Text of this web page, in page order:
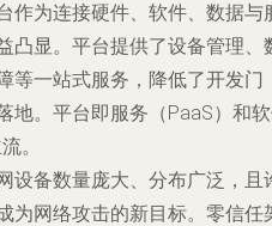
作为连接硬件、软件、数据与
凸显。平台提供了设备管理、
等一站式服务，降低了开发门
地。平台即服务（PaaS）和
。
设备数量庞大、分布广泛，且
为网络攻击的新目标。零信任